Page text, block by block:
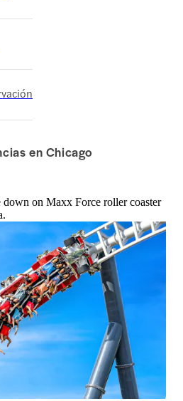
en Chicago
on Maxx Force roller coaster